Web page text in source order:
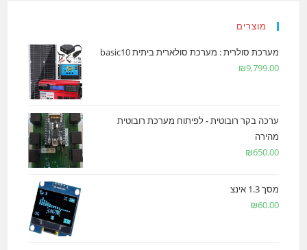
מוצרים
מערכת סולרית : מערכת סולארית ביתית basic10
₪9,799.00
ערכה בקר רובוטית - לפיתוח מערכת רובוטית
מהירה
₪650.00
מסך 1.3 אינצ
₪60.00